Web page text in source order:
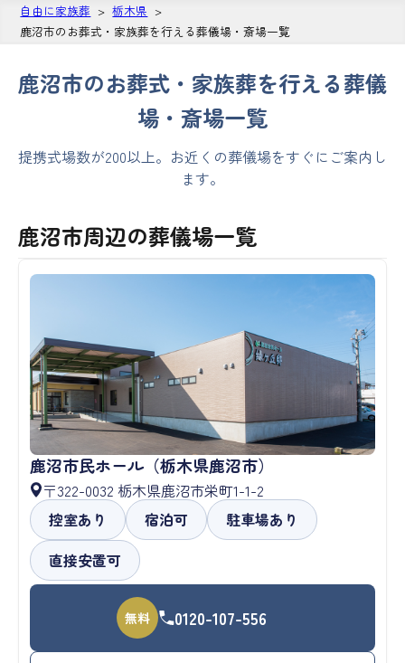
自由に家族葬
栃木県
鹿沼市のお葬式・家族葬を行える葬儀場・斎場一覧
鹿沼市のお葬式・家族葬を行える葬儀
場・斎場一覧
提携式場数が200以上。お近くの葬儀場をすぐにご案内し
ます。
鹿沼市周辺の葬儀場一覧
鹿沼市民ホール（栃木県鹿沼市）
〒322-0032 栃木県鹿沼市栄町1-1-2
控室あり
宿泊可
駐車場あり
直接安置可
無料 0120-107-556